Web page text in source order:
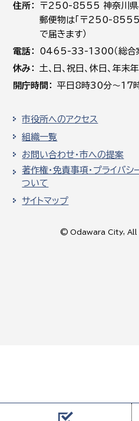
住所
〒250-8555 神奈川県
郵便物は「〒250-8555
で届きます）
電話
0465-33-1300（総合
休み
土､日､祝日、休日、年
開庁時間
平日8時30分～17
市役所へのアクセス
組織一覧
お問い合わせ・市への提案
著作権・免責事項・プライバシ
ついて
サイトマップ
© Odawara City, All